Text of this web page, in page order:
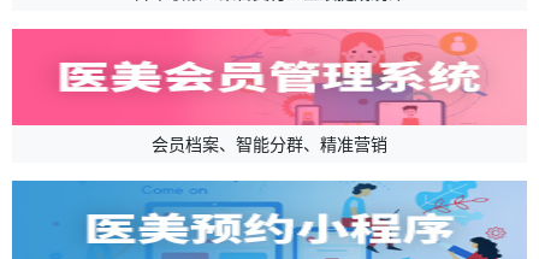
会员档案、智能分群、精准营销